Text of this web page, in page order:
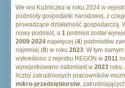
We wsi Kuźniczka w roku 2024 w
podmioty gospodarki narodowej, z
prowadzące działalność gospodarczą.
nowy podmiot, a 1 podmiot został
2009-2024 najwięcej (4) podmiotów
najmniej (0) w roku 2023. W tym
wykreślono z rejestru REGON w 2011
wyrejestrowano natomiast w 2023 roku.
liczby zatrudnionych pracowników
mikro-przedsiębiorstw,